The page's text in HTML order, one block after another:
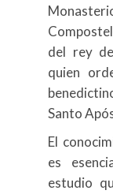
del rey
quien
Santo
El
es
estudio